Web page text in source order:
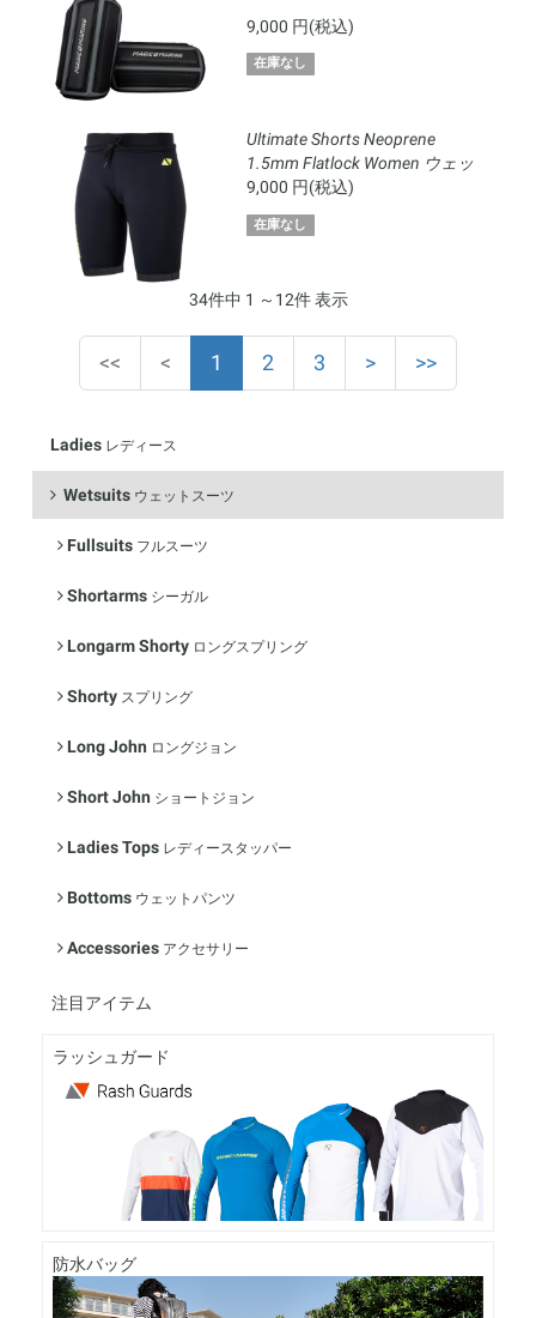
9,000 円(税込)
在庫なし
Ultimate Shorts Neoprene
1.5mm Flatlock Women ウェッ
トパンツ レディース
9,000 円(税込)
在庫なし
34件中 1 ～12件 表示
<< < 1 (current)
2 3 > >>
Ladies レディース
Wetsuits ウェットスーツ
Fullsuits フルスーツ
Shortarms シーガル
Longarm Shorty ロングスプリング
Shorty スプリング
Long John ロングジョン
Short John ショートジョン
Ladies Tops レディースタッパー
Bottoms ウェットパンツ
Accessories アクセサリー
注目アイテム
ラッシュガード
防水バッグ